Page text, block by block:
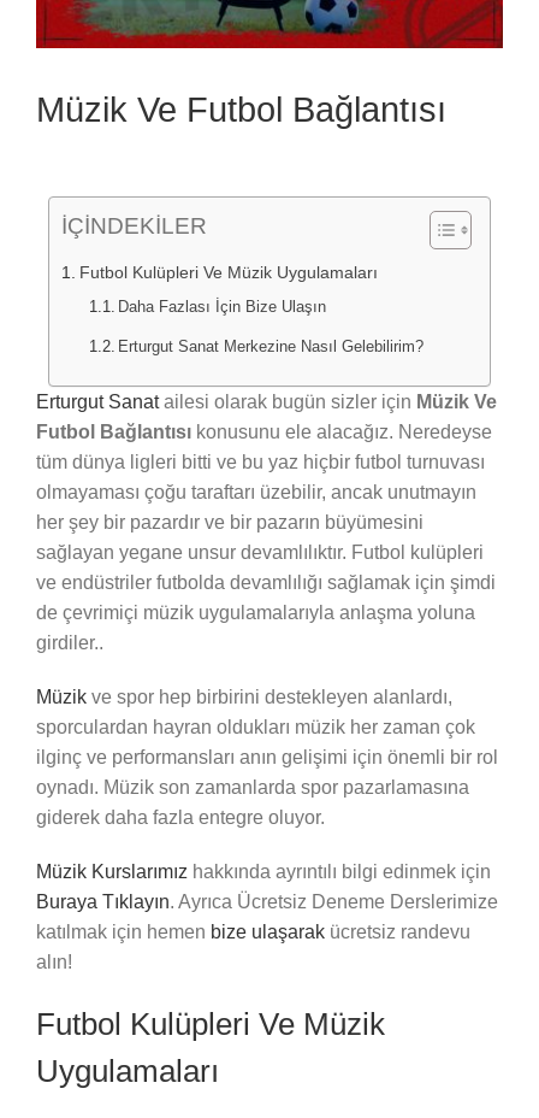
Müzik Ve Futbol Bağlantısı
İÇİNDEKİLER
Futbol Kulüpleri Ve Müzik Uygulamaları
Daha Fazlası İçin Bize Ulaşın
Erturgut Sanat Merkezine Nasıl Gelebilirim?
Erturgut Sanatailesi olarak bugün sizler için Müzik Ve
Futbol Bağlantısı konusunu ele alacağız. Neredeyse
tüm dünya ligleri bitti ve bu yaz hiçbir futbol turnuvası
olmayaması çoğu taraftarı üzebilir, ancak unutmayın
her şey bir pazardır ve bir pazarın büyümesini
sağlayan yegane unsur devamlılıktır. Futbol kulüpleri
ve endüstriler futbolda devamlılığı sağlamak için şimdi
de çevrimiçi müzik uygulamalarıyla anlaşma yoluna
girdiler..
Müzikve spor hep birbirini destekleyen alanlardı,
sporculardan hayran oldukları müzik her zaman çok
ilginç ve performansları anın gelişimi için önemli bir rol
oynadı. Müzik son zamanlarda spor pazarlamasına
giderek daha fazla entegre oluyor.
Müzik Kurslarımız hakkında ayrıntılı bilgi edinmek için
Buraya Tıklayın. Ayrıca Ücretsiz Deneme Derslerimize
katılmak için hemen bize ulaşarakücretsiz randevu
alın!
Futbol Kulüpleri Ve Müzik
Uygulamaları